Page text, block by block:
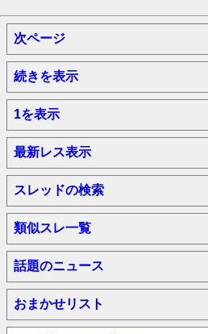
次ページ
続きを表示
1を表示
最新レス表示
スレッドの検索
類似スレ一覧
話題のニュース
おまかせリスト